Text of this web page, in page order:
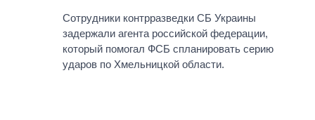
Сотрудники контрразведки СБ Украины
задержали агента российской федерации,
который помогал ФСБ спланировать серию
ударов по Хмельницкой области.